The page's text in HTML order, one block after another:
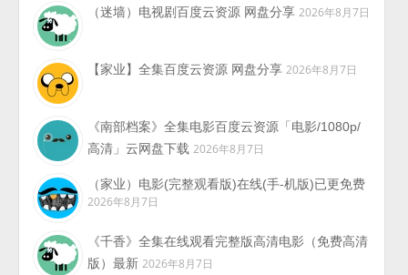
（迷墙）电视剧百度云资源 网盘分享 2026年8月7日
【家业】全集百度云资源 网盘分享 2026年8月7日
《南部档案》全集电影百度云资源「电影/1080p/
高清」云网盘下载 2026年8月7日
（家业）电影(完整观看版)在线(手-机版)已更免费
2026年8月7日
《千香》全集在线观看完整版高清电影（免费高清
版）最新 2026年8月7日